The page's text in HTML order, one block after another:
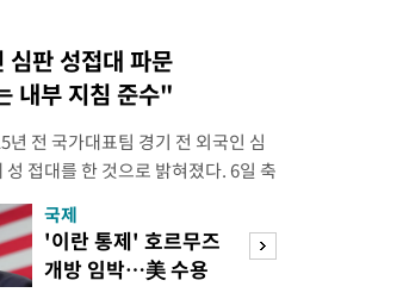
판 성접대 파문
내부 지침 준수"
년 전 국가대표팀 경기 전 외국인 심
접대를 한 것으로 밝혀졌다. 6일 축
한 의원실은 축구협회가 2011~2012
성 접대한 사실을 확인했다. 당시
과 감독관 등 10여 명에게 한 번에
만원이 넘는 돈을 성
국제
'이란 통제' 호르무즈
개방 임박…美 수용